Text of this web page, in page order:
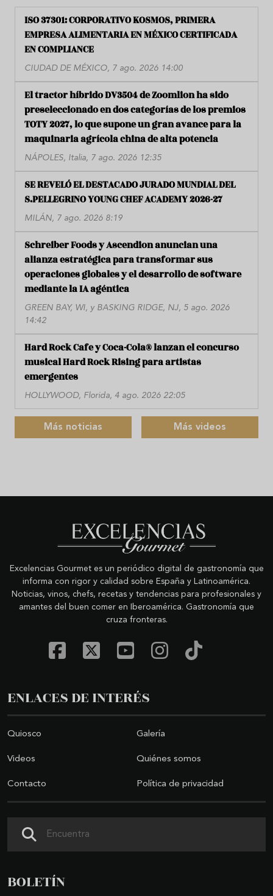
ISO 37301: CORPORATIVO KOSMOS, PRIMERA
EMPRESA ALIMENTARIA EN MÉXICO CERTIFICADA
EN COMPLIANCE
CIUDAD DE MÉXICO, 7 ago. 2026 14:00
El tractor híbrido DV3504 de Zoomlion ha sido
preseleccionado en dos categorías de los premios
TOTY 2027, lo que supone un gran avance para la
maquinaria agrícola china de alta potencia
NÁPOLES, Italia, 7 ago. 2026 12:35
SE REVELÓ EL DESTACADO JURADO MUNDIAL DEL
S.PELLEGRINO YOUNG CHEF ACADEMY 2026-27
MILÁN, 7 ago. 2026 8:19
Schreiber Foods y Ascendion anuncian una
alianza estratégica para transformar sus
operaciones globales y el desarrollo de software
mediante la IA agéntica
GREEN BAY, WI, y BASKING RIDGE, NJ, 5 ago. 2026
14:42
Hard Rock Cafe y Coca-Cola® lanzan el concurso
musical Hard Rock Rising para artistas
emergentes
HOLLYWOOD, Florida, 4 ago. 2026 22:05
Más noticias Más videos
Excelencias Gourmet es un periódico digital de gastronomía que
informa con rigor y calidad sobre España y Latinoamérica.
Noticias, vinos, chefs, recetas y tendencias para profesionales y
amantes del buen comer en Iberoamérica. Gastronomía que
cruza fronteras.
ENLACES DE INTERÉS
Quiosco Galería
Videos Quiénes somos
Contacto Política de privacidad
BOLETÍN